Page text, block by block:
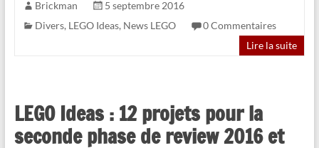
Brickman
5 septembre 2016
Divers, LEGO Ideas, News LEGO
0 Commentaires
Lire la suite
LEGO Ideas : 12 projets pour la
seconde phase de review 2016 et